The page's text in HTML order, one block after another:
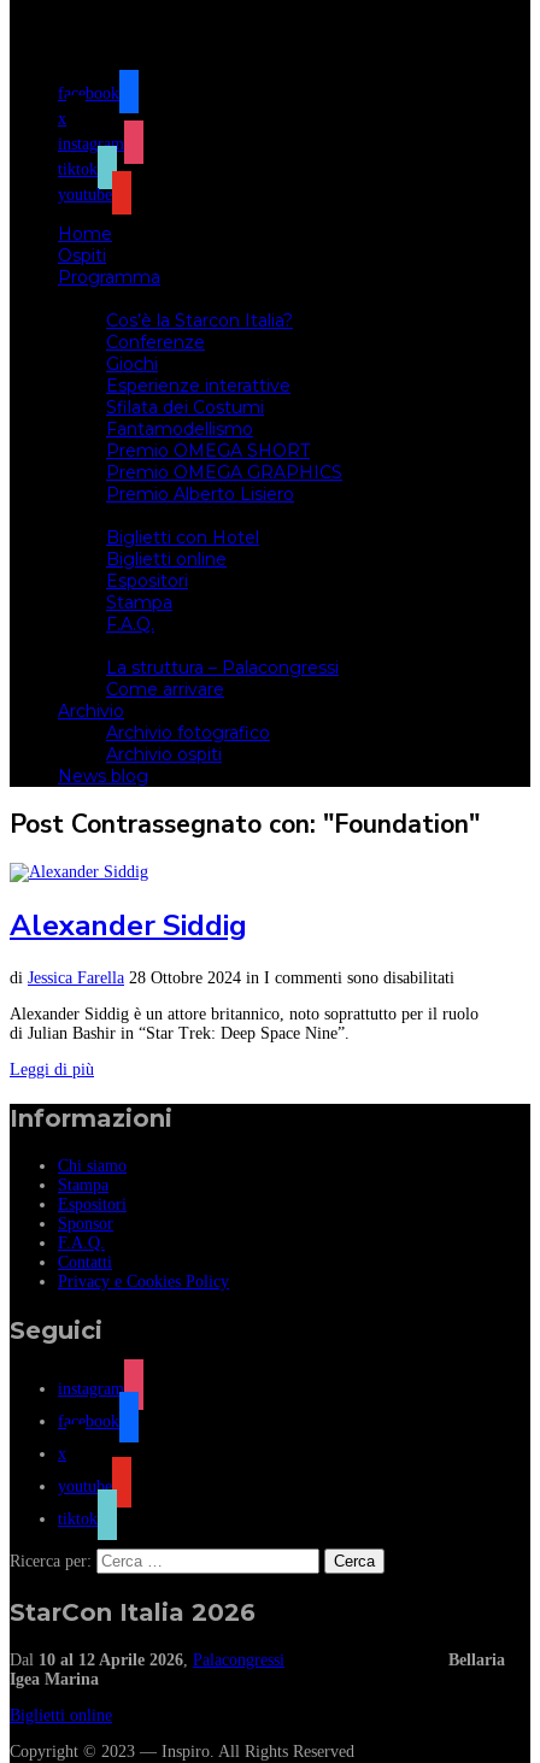
facebook
x
instagram
tiktok
youtube
Home
Ospiti
Programma
Cos’è la Starcon Italia?
Conferenze
Giochi
Esperienze interattive
Sfilata dei Costumi
Fantamodellismo
Premio OMEGA SHORT
Premio OMEGA GRAPHICS
Premio Alberto Lisiero
Biglietti con Hotel
Biglietti online
Espositori
Stampa
F.A.Q.
La struttura – Palacongressi
Come arrivare
Archivio
Archivio fotografico
Archivio ospiti
News blog
Post Contrassegnato con: "Foundation"
Alexander Siddig
di Jessica Farella 28 Ottobre 2024 in I commenti sono disabilitati
Alexander Siddig è un attore britannico, noto soprattutto per il ruolo
di Julian Bashir in “Star Trek: Deep Space Nine”.
Leggi di più
Informazioni
Chi siamo
Stampa
Espositori
Sponsor
F.A.Q.
Contatti
Privacy e Cookies Policy
Seguici
instagram
facebook
x
youtube
tiktok
Ricerca per:
StarCon Italia 2026
Dal 10 al 12 Aprile 2026 Palacongressi
Bellaria
Igea Marina
Biglietti online
Copyright © 2023 — Inspiro. All Rights Reserved